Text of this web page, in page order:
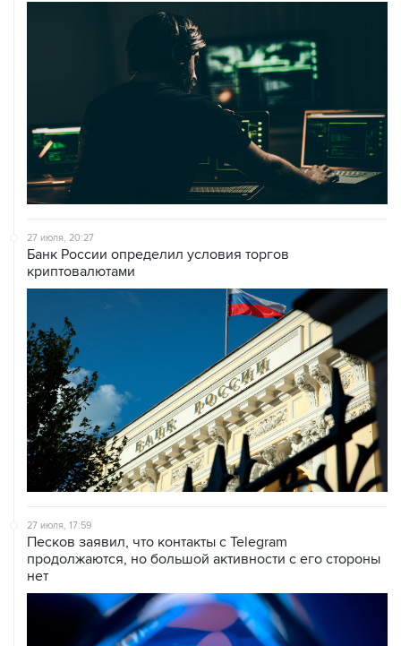
27 июля, 20:27
Банк России определил условия торгов
криптовалютами
27 июля, 17:59
Песков заявил, что контакты с Telegram
продолжаются, но большой активности с его стороны
нет